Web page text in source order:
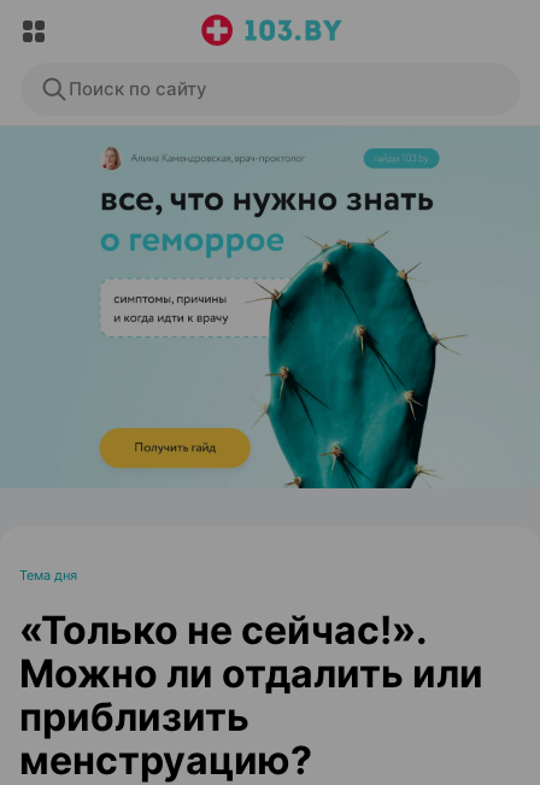
Поиск по сайту
ЭФФЕКТИВНАЯ РЕКЛАМА НА САЙТЕ
Тема дня
«Только не сейчас!».
Можно ли отдалить или
приблизить
менструацию?